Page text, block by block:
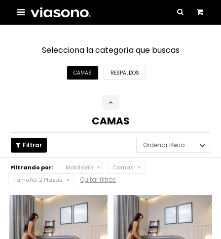

Selecciona la categoría que buscas
CAMAS RESPALDOS
CAMAS
Recomendados
Filtrando por: Mobiliario
Camas
Tamaño: 2 Plazas Quitar filtros